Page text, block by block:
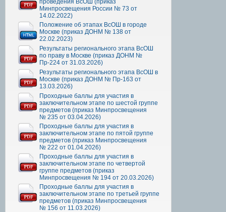
проведения ВсОШ (приказ
Минпросвещения России № 73 от
14.02.2022)
Положение об этапах ВсОШ в городе
Москве (приказ ДОНМ № 138 от
22.02.2023)
Результаты регионального этапа ВсОШ
по праву в Москве (приказ ДОНМ №
Пр-224 от 31.03.2026)
Результаты регионального этапа ВсОШ в
Москве (приказ ДОНМ № Пр-163 от
13.03.2026)
Проходные баллы для участия в
заключительном этапе по шестой группе
предметов (приказ Минпросвещения
№ 235 от 03.04.2026)
Проходные баллы для участия в
заключительном этапе по пятой группе
предметов (приказ Минпросвещения
№ 222 от 01.04.2026)
Проходные баллы для участия в
заключительном этапе по четвертой
группе предметов (приказ
Минпросвещения № 194 от 20.03.2026)
Проходные баллы для участия в
заключительном этапе по третьей группе
предметов (приказ Минпросвещения
№ 156 от 11.03.2026)